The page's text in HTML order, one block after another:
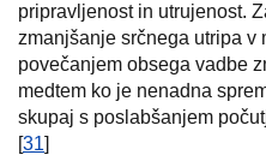
pripravljenost in utrujenost.
zmanjšanje srčnega utripa v
povečanjem obsega vadbe
medtem ko je nenadna
skupaj s poslabšanjem
[31]